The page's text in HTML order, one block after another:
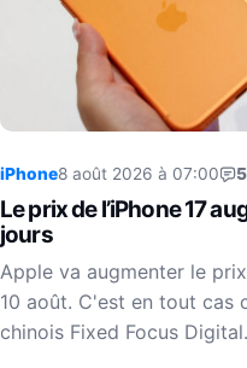
iPhone8 août 2026 à 07:00 5
Le prix de l’iPhone 17
jours
Apple va augmenter le
10 août. C'est en tout cas
chinois Fixed Focus